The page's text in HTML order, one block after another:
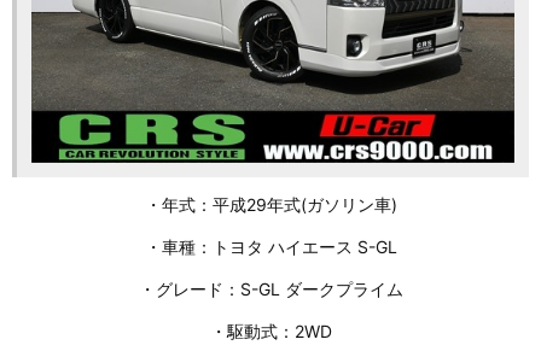
・年式：平成29年式(ガソリン車)
・車種：トヨタ ハイエース S-GL
・グレード：S-GL ダークプライム
・駆動式：2WD